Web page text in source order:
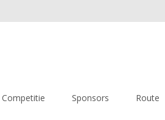
Competitie Sponsors Route